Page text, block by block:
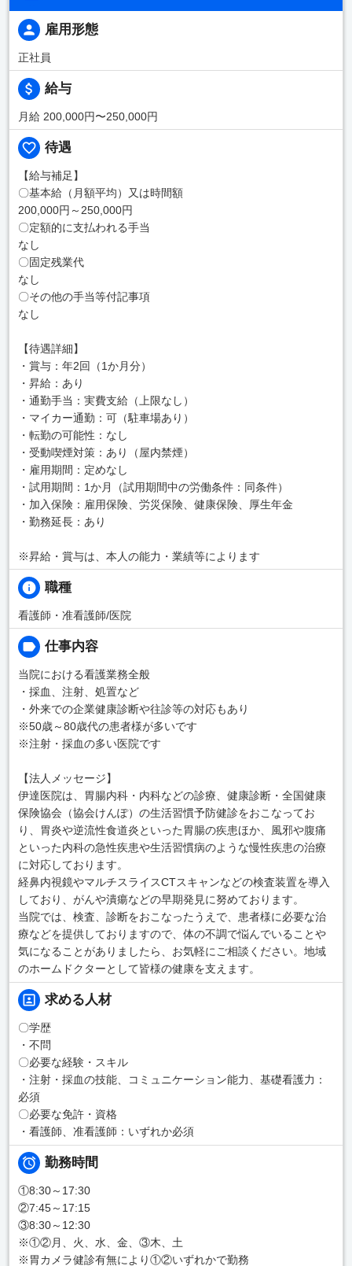
雇用形態
正社員
給与
月給 200,000円〜250,000円
待遇
【給与補足】
〇基本給（月額平均）又は時間額
200,000円～250,000円
〇定額的に支払われる手当
なし
〇固定残業代
なし
〇その他の手当等付記事項
なし
【待遇詳細】
・賞与：年2回（1か月分）
・昇給：あり
・通勤手当：実費支給（上限なし）
・マイカー通勤：可（駐車場あり）
・転勤の可能性：なし
・受動喫煙対策：あり（屋内禁煙）
・雇用期間：定めなし
・試用期間：1か月（試用期間中の労働条件：同条件）
・加入保険：雇用保険、労災保険、健康保険、厚生年金
・勤務延長：あり
※昇給・賞与は、本人の能力・業績等によります
職種
看護師・准看護師/医院
仕事内容
当院における看護業務全般
・採血、注射、処置など
・外来での企業健康診断や往診等の対応もあり
※50歳～80歳代の患者様が多いです
※注射・採血の多い医院です
【法人メッセージ】
伊達医院は、胃腸内科・内科などの診療、健康診断・全国健康
保険協会（協会けんぽ）の生活習慣予防健診をおこなってお
り、胃炎や逆流性食道炎といった胃腸の疾患ほか、風邪や腹痛
といった内科の急性疾患や生活習慣病のような慢性疾患の治療
に対応しております。
経鼻内視鏡やマルチスライスCTスキャンなどの検査装置を導入
しており、がんや潰瘍などの早期発見に努めております。
当院では、検査、診断をおこなったうえで、患者様に必要な治
療などを提供しておりますので、体の不調で悩んでいることや
気になることがありましたら、お気軽にご相談ください。地域
のホームドクターとして皆様の健康を支えます。
求める人材
〇学歴
・不問
〇必要な経験・スキル
・注射・採血の技能、コミュニケーション能力、基礎看護力：
必須
〇必要な免許・資格
・看護師、准看護師：いずれか必須
勤務時間
①8:30～17:30
②7:45～17:15
③8:30～12:30
※①②月、火、水、金、③木、土
※胃カメラ健診有無により①②いずれかで勤務